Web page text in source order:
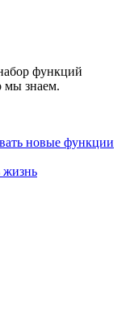
функций
мы знаем.
новые функции
жизнь